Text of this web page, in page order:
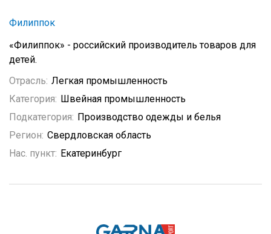
Филиппок
«Филиппок» - российский производитель товаров для
детей.
Отрасль: Легкая промышленность
Категория: Швейная промышленность
Подкатегория: Производство одежды и белья
Регион: Свердловская область
Нас. пункт: Екатеринбург